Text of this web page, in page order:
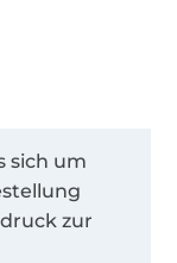
sich um
zur